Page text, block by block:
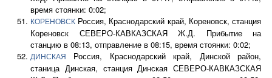
время стоянки: 0:02;
КОРЕНОВСК Россия, Краснодарский край, Кореновск, станция
Кореновск СЕВЕРО-КАВКАЗСКАЯ Ж.Д. Прибытие на
станцию в 08:13, отправление в 08:15, время стоянки: 0:02;
ДИНСКАЯ
Россия, Краснодарский край, Динской район,
станица Динская, станция Динская СЕВЕРО-КАВКАЗСКАЯ